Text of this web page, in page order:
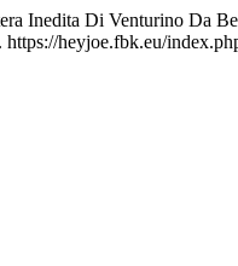
Inedita Di Venturino Da
https://heyjoe.fbk.eu/